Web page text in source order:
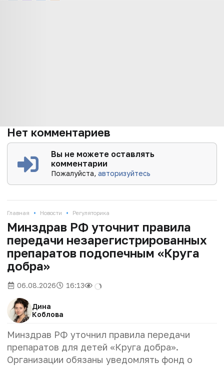
Нет комментариев
Вы не можете оставлять
комментарии
Пожалуйста,авторизуйтесь
Главная • Новости • Регуляторика
Минздрав РФ уточнит правила
передачи незарегистрированных
препаратов подопечным «Круга
добра»
06.08.2026 16:13
Дина
Коблова
Минздрав РФ уточнил правила передачи
препаратов для детей «Круга добра».
Организации обязаны уведомлять фонд о